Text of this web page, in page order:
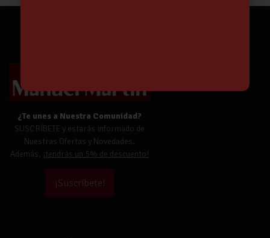
¿Te unes a Nuestra Comunidad?
SUSCRÍBETE y estarás informado de
Nuestras Ofertas y Novedades.
Además, ¡tendrás un 5% de descuento!
¡Suscríbete!